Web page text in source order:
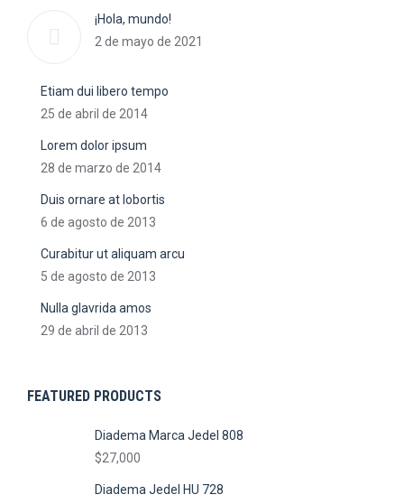
¡Hola, mundo!
2 de mayo de 2021
Etiam dui libero tempo
25 de abril de 2014
Lorem dolor ipsum
28 de marzo de 2014
Duis ornare at lobortis
6 de agosto de 2013
Curabitur ut aliquam arcu
5 de agosto de 2013
Nulla glavrida amos
29 de abril de 2013
FEATURED PRODUCTS
Diadema Marca Jedel 808
$27,000
Diadema Jedel HU 728